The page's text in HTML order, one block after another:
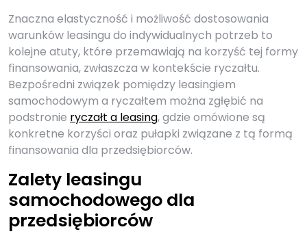
Znaczna elastyczność i możliwość dostosowania
warunków leasingu do indywidualnych potrzeb to
kolejne atuty, które przemawiają na korzyść tej formy
finansowania, zwłaszcza w kontekście ryczałtu.
Bezpośredni związek pomiędzy leasingiem
samochodowym a ryczałtem można zgłębić na
podstronie ryczałt a leasing, gdzie omówione są
konkretne korzyści oraz pułapki związane z tą formą
finansowania dla przedsiębiorców.
Zalety leasingu
samochodowego dla
przedsiębiorców